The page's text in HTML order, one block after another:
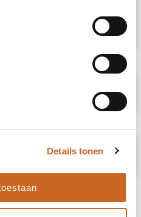
Details tonen
gerust contact met